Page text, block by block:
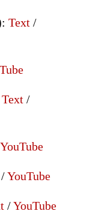
: Text/
Text/
YouTube
YouTube
/YouTube